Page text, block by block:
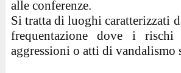
alle conferenze.
Si tratta di luoghi caratterizzati
frequentazione dove i
aggressioni o atti di vandalismo